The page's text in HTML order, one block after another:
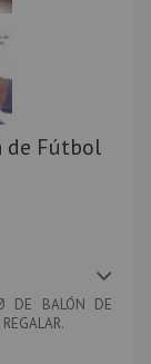
de Fútbol
DE BALÓN DE